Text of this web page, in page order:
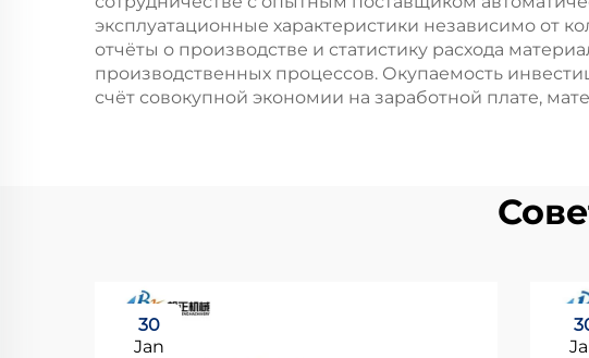
эксплуатационные характеристики независимо от
отчёты о производстве и статистику расхода
производственных процессов. Окупаемость
счёт совокупной экономии на заработной плате,
30
Jan